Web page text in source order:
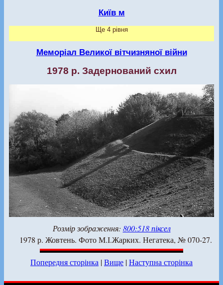
Київ м
Ще 4 рівня
Меморіал Великої вітчизняної війни
1978 р. Задернований схил
Розмір зображення: 800:518 піксел
1978 р. Жовтень. Фото М.І.Жарких. Негатека, № 070-27.
Попередня сторінка |Вище |Наступна сторінка